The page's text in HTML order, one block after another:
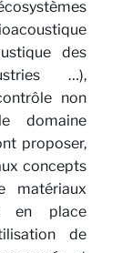
des
…),
non
domaine
proposer,
concepts
matériaux
en place
de